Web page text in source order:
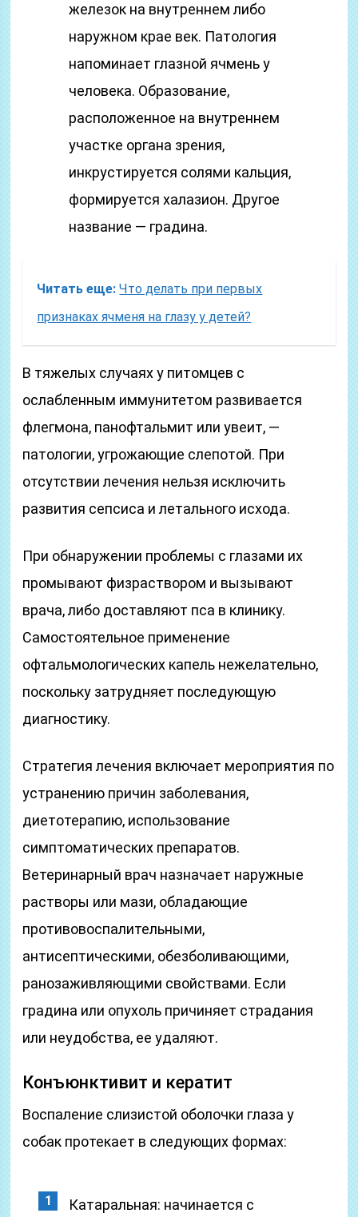
железок на внутреннем либо
наружном крае век. Патология
напоминает глазной ячмень у
человека. Образование,
расположенное на внутреннем
участке органа зрения,
инкрустируется солями кальция,
формируется халазион. Другое
название — градина.
Читать еще: Что делать при первых
признаках ячменя на глазу у детей?
В тяжелых случаях у питомцев с
ослабленным иммунитетом развивается
флегмона, панофтальмит или увеит, —
патологии, угрожающие слепотой. При
отсутствии лечения нельзя исключить
развития сепсиса и летального исхода.
При обнаружении проблемы с глазами их
промывают физраствором и вызывают
врача, либо доставляют пса в клинику.
Самостоятельное применение
офтальмологических капель нежелательно,
поскольку затрудняет последующую
диагностику.
Стратегия лечения включает мероприятия по
устранению причин заболевания,
диетотерапию, использование
симптоматических препаратов.
Ветеринарный врач назначает наружные
растворы или мази, обладающие
противовоспалительными,
антисептическими, обезболивающими,
ранозаживляющими свойствами. Если
градина или опухоль причиняет страдания
или неудобства, ее удаляют.
Конъюнктивит и кератит
Воспаление слизистой оболочки глаза у
собак протекает в следующих формах:
Катаральная: начинается с